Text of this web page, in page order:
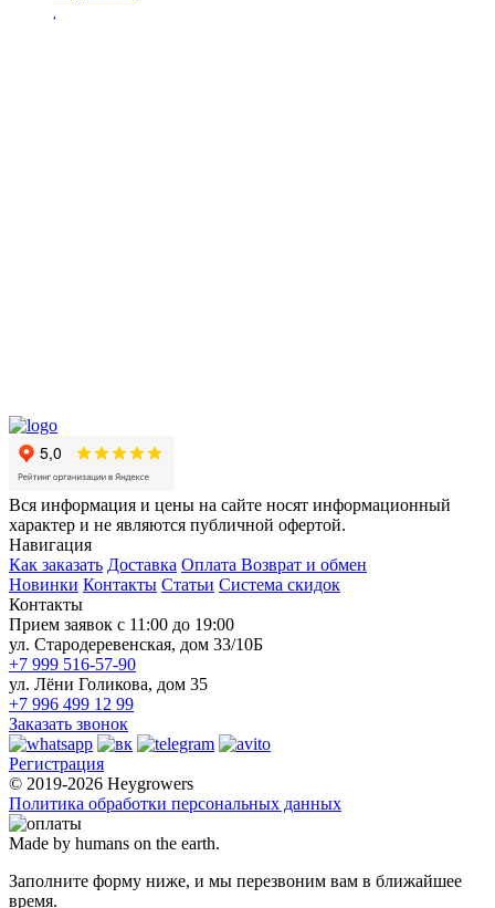
Вся информация и цены на сайте носят информационный
характер и не являются публичной офертой.
Навигация
Как заказать Доставка Оплата Возврат и обмен
Новинки Контакты Статьи Система скидок
Контакты
Прием заявок с 11:00 до 19:00
ул. Стародеревенская, дом 33/10Б
+7 999 516-57-90
ул. Лёни Голикова, дом 35
+7 996 499 12 99
Заказать звонок
Регистрация
© 2019-2026 Heygrowers
Политика обработки персональных данных
Made by humans on the earth.
Заполните форму ниже, и мы перезвоним вам в ближайшее
время.